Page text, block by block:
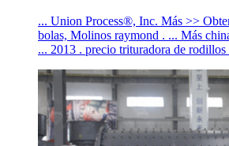
... Union Process®, Inc. Más >>
bolas, Molinos raymond . ... Más
... 2013 . precio trituradora de rodillos